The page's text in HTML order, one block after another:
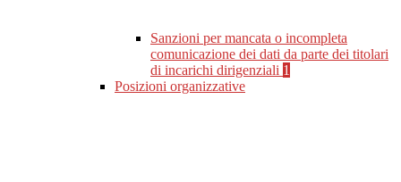
Sanzioni per mancata o incompleta
comunicazione dei dati da parte dei titolari
di incarichi dirigenziali 1
Posizioni organizzative